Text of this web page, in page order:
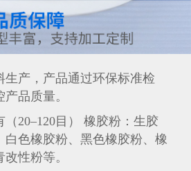
生产，产品通过环保标准检
品质量。
20–120目） 橡胶粉：生胶
白色橡胶粉、黑色橡胶粉、橡
性粉等。